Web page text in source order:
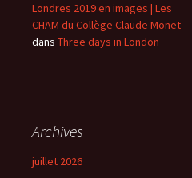
Londres 2019 en images | Les
CHAM du Collège Claude Monet
dans Three days in London
Archives
juillet 2026